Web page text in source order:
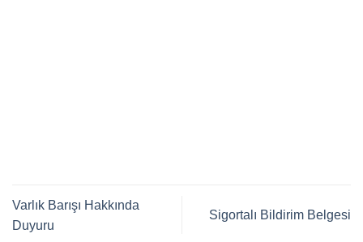
Varlık Barışı Hakkında
Duyuru
Sigortalı Bildirim Belgesi